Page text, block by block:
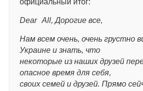
Dear All, Дорогие все,
Нам всем очень, очень грустно
Украине и знать, что
некоторые из наших друзей
опасное время для себя,
своих семей и друзей. Прямо